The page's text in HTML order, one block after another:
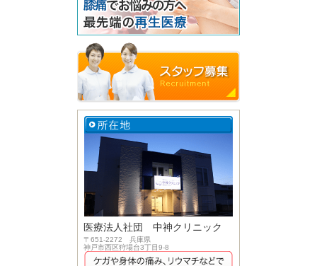
医療法人社団 中神クリニック
〒651-2272 兵庫県
神戸市西区狩場台3丁目9-8